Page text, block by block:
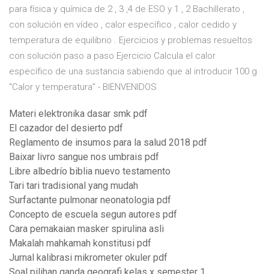
para física y química de 2 , 3 ,4 de ESO y 1 , 2 Bachillerato ,
con solución en vídeo , calor específico , calor cedido y
temperatura de equilibrio . Ejercicios y problemas resueltos
con solución paso a paso Ejercicio Calcula el calor
específico de una sustancia sabiendo que al introducir 100 g
“Calor y temperatura” - BIENVENIDOS
Materi elektronika dasar smk pdf
El cazador del desierto pdf
Reglamento de insumos para la salud 2018 pdf
Baixar livro sangue nos umbrais pdf
Libre albedrío biblia nuevo testamento
Tari tari tradisional yang mudah
Surfactante pulmonar neonatologia pdf
Concepto de escuela segun autores pdf
Cara pemakaian masker spirulina asli
Makalah mahkamah konstitusi pdf
Jurnal kalibrasi mikrometer okuler pdf